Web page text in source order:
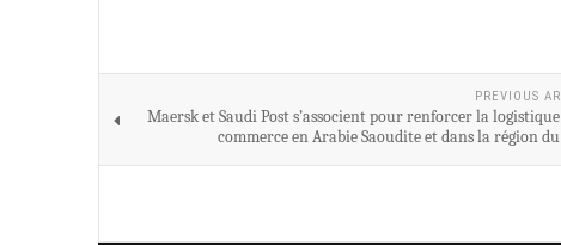
PREVIOUS
Maersk et Saudi Post s’associent pour renforcer la
commerce en Arabie Saoudite et dans la région